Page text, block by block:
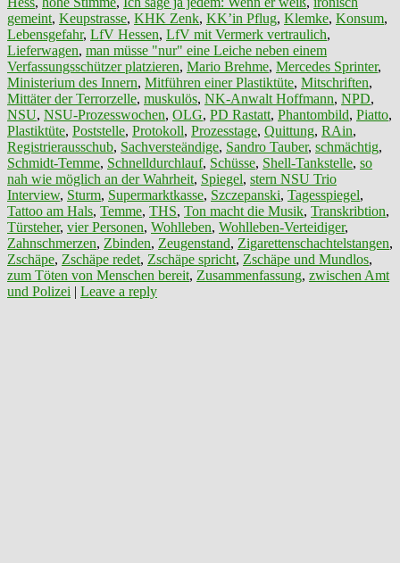
gemeint, Keupstrasse, KHK Zenk, KK’in Pflug, Klemke, Konsum,
Lebensgefahr, LfV Hessen, LfV mit Vermerk vertraulich,
Lieferwagen, man müsse "nur" eine Leiche neben einem
Verfassungsschützer platzieren, Mario Brehme, Mercedes Sprinter,
Ministerium des Innern, Mitführen einer Plastiktüte, Mitschriften,
Mittäter der Terrorzelle, muskulös, NK-Anwalt Hoffmann, NPD,
NSU, NSU-Prozesswochen, OLG, PD Rastatt, Phantombild, Piatto,
Plastiktüte, Poststelle, Protokoll, Prozesstage, Quittung, RAin,
Registrierausschub, Sachversteändige, Sandro Tauber, schmächtig,
Schmidt-Temme, Schnelldurchlauf, Schüsse, Shell-Tankstelle, so
nah wie möglich an der Wahrheit, Spiegel, stern NSU Trio
Interview, Sturm, Supermarktkasse, Szczepanski, Tagesspiegel,
Tattoo am Hals, Temme, THS, Ton macht die Musik, Transkribtion,
Türsteher, vier Personen, Wohlleben, Wohlleben-Verteidiger,
Zahnschmerzen, Zbinden, Zeugenstand, Zigarettenschachtelstangen,
Zschäpe, Zschäpe redet, Zschäpe spricht, Zschäpe und Mundlos,
zum Töten von Menschen bereit, Zusammenfassung, zwischen Amt
und Polizei | Leave a reply